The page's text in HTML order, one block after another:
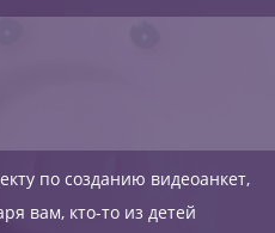
по созданию видеоанкет,
вам, кто-то из детей